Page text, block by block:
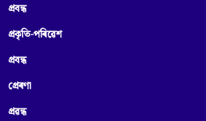
প্রবন্ধ
প্ৰকৃতি-পৰিৱেশ
প্ৰবন্ধ
প্ৰেৰণা
প্ৰৱন্ধ